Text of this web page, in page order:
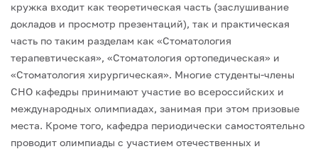
кружка входит как теоретическая часть (заслушивание
докладов и просмотр презентаций), так и практическая
часть по таким разделам как «Стоматология
терапевтическая», «Стоматология ортопедическая» и
«Стоматология хирургическая». Многие студенты-члены
СНО кафедры принимают участие во всероссийских и
международных олимпиадах, занимая при этом призовые
места. Кроме того, кафедра периодически самостоятельно
проводит олимпиады с участием отечественных и